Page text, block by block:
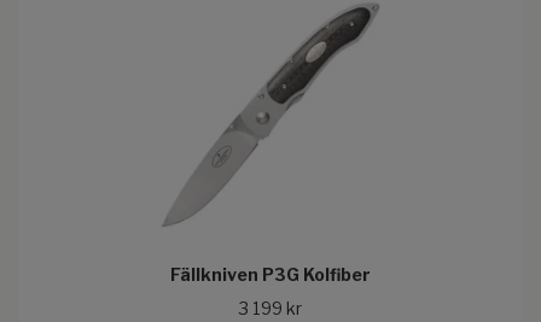
Fällkniven P3G Kolfiber
3 199 kr